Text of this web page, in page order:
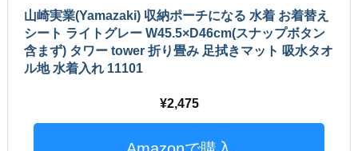
山崎実業(Yamazaki) 収納ポーチになる 水着 お着替え
シート ライトグレー W45.5×D46cm(スナップボタン
含まず) タワー tower 折り畳み 足拭きマット 吸水タオ
ル地 水着入れ 11101
2,475